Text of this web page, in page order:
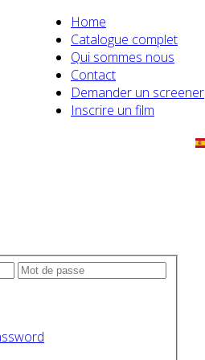
Home
Catalogue complet
Qui sommes nous
Contact
Demander un screener
Inscrire un film